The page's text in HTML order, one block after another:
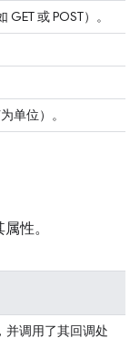
或 POST）。
单位）。
性。
并调用了其回调处